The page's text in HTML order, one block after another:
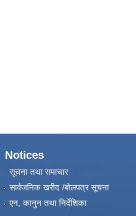
Notices
सूचना तथा समाचार
सार्वजनिक खरीद /बोलपत्र सूचना
एन, कानुन तथा निर्देशिका